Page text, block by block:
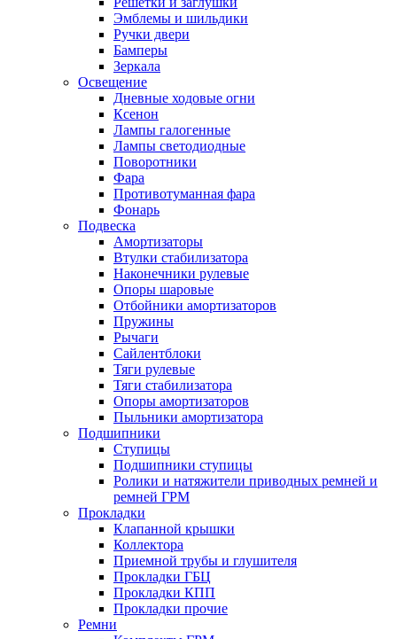
Эмблемы и шильдики
Ручки двери
Бамперы
Зеркала
Освещение
Дневные ходовые огни
Ксенон
Лампы галогенные
Лампы светодиодные
Поворотники
Фара
Противотуманная фара
Фонарь
Подвеска
Амортизаторы
Втулки стабилизатора
Наконечники рулевые
Опоры шаровые
Отбойники амортизаторов
Пружины
Рычаги
Сайлентблоки
Тяги рулевые
Тяги стабилизатора
Опоры амортизаторов
Пыльники амортизатора
Подшипники
Ступицы
Подшипники ступицы
Ролики и натяжители приводных ремней и
ремней ГРМ
Прокладки
Клапанной крышки
Коллектора
Приемной трубы и глушителя
Прокладки ГБЦ
Прокладки КПП
Прокладки прочие
Ремни